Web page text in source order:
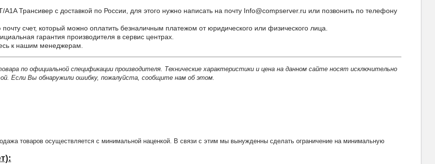
Трансивер с доставкой по России, для этого нужно написать на почту Info@compserver.ru или позвонить по телефону
счет, который можно оплатить безналичным платежом от юридического или физического лица.
гарантия производителя в сервис центрах.
к нашим менеджерам.
по официальной спецификации производителя. Технические характеристики и цена на данном сайте носят исключительно
Если Вы обнаружили ошибку, пожалуйста, сообщите нам об этом.
товаров осуществляется с минимальной наценкой. В связи с этим мы вынужденны сделать ограничение на минимальную